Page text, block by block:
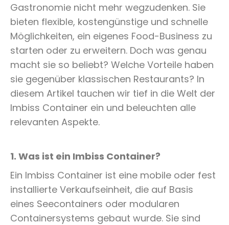
Gastronomie nicht mehr wegzudenken. Sie
bieten flexible, kostengünstige und schnelle
Möglichkeiten, ein eigenes Food-Business zu
starten oder zu erweitern. Doch was genau
macht sie so beliebt? Welche Vorteile haben
sie gegenüber klassischen Restaurants? In
diesem Artikel tauchen wir tief in die Welt der
Imbiss Container ein und beleuchten alle
relevanten Aspekte.
1. Was ist ein Imbiss Container?
Ein Imbiss Container ist eine mobile oder fest
installierte Verkaufseinheit, die auf Basis
eines Seecontainers oder modularen
Containersystems gebaut wurde. Sie sind